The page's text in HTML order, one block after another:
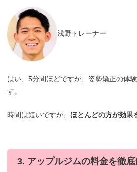
浅野トレーナー
はい、5分間ほどですが、姿勢矯正の体
す。
時間は短いですが、 ほとんどの方が効果
3. アップルジムの料金を徹